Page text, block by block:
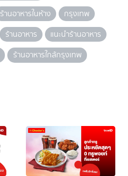
ร้านอาหารในห้าง
กรุงเทพ
ร้านอาหาร
แนะนำร้านอาหาร
ร้านอาหารใกล้กรุงเทพ